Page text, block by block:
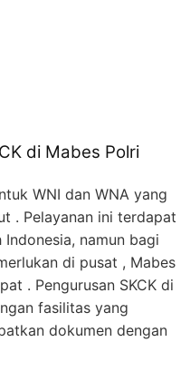
di Mabes Polri
WNI dan WNA yang
. Pelayanan ini terdapat
namun bagi
di pusat , Mabes
. Pengurusan SKCK di
fasilitas yang
dokumen dengan